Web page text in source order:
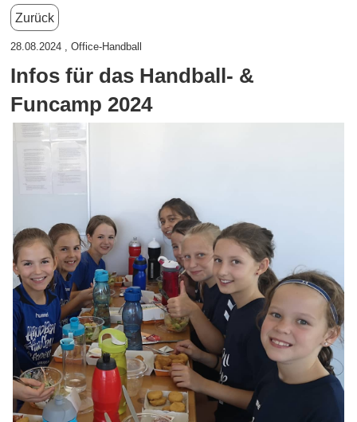
Zurück
28.08.2024 , Office-Handball
Infos für das Handball- &
Funcamp 2024